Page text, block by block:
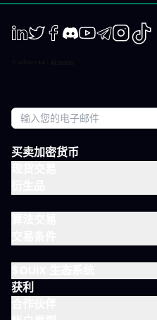
流与真实投资者行为。不是猜测
举个例子，一天的节奏大致如下
基调。 09:12 今日计划，CAC
点。 14:30 中期简报，黄金 趋
医疗 加密货币：BTC、ETH、
油、白银 ETF：SPY、QQQ、
何定位？ IVLite特意定位于免费
内容但不需要全方位陪伴，这是
VIP 晨间简报
买卖加密货币
获利
Telegram
Instagram